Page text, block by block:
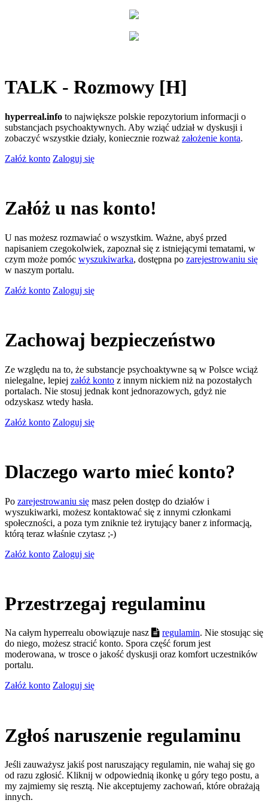
TALK - Rozmowy [H]
hyperreal.info to największe polskie repozytorium informacji o
substancjach psychoaktywnych. Aby wziąć udział w dyskusji i
zobaczyć wszystkie działy, koniecznie rozważ założenie konta.
Załóż konto Zaloguj się
Załóż u nas konto!
U nas możesz rozmawiać o wszystkim. Ważne, abyś przed
napisaniem czegokolwiek, zapoznał się z istniejącymi tematami, w
czym może pomóc wyszukiwarka, dostępna po zarejestrowaniu się
w naszym portalu.
Załóż konto Zaloguj się
Zachowaj bezpieczeństwo
Ze względu na to, że substancje psychoaktywne są w Polsce wciąż
nielegalne, lepiej załóż konto z innym nickiem niż na pozostałych
portalach. Nie stosuj jednak kont jednorazowych, gdyż nie
odzyskasz wtedy hasła.
Załóż konto Zaloguj się
Dlaczego warto mieć konto?
Po zarejestrowaniu się masz pełen dostęp do działów i
wyszukiwarki, możesz kontaktować się z innymi członkami
społeczności, a poza tym zniknie też irytujący baner z informacją,
którą teraz właśnie czytasz ;-)
Załóż konto Zaloguj się
Przestrzegaj regulaminu
Na całym hyperrealu obowiązuje nasz regulamin. Nie stosując się
do niego, możesz stracić konto. Spora część forum jest
moderowana, w trosce o jakość dyskusji oraz komfort uczestników
portalu.
Załóż konto Zaloguj się
Zgłoś naruszenie regulaminu
Jeśli zauważysz jakiś post naruszający regulamin, nie wahaj się go
od razu zgłosić. Kliknij w odpowiednią ikonkę u góry tego postu, a
my zajmiemy się resztą. Nie akceptujemy zachowań, które obrażają
innych.